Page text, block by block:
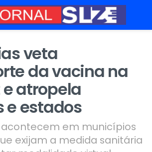
veta
da vacina na
atropela
e estados
acontecem em municípios
exijam a medida sanitária